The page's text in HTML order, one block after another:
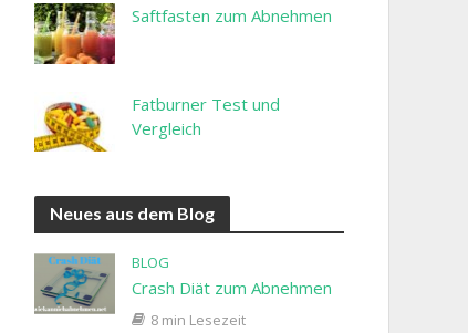
Saftfasten zum Abnehmen
Fatburner Test und
Vergleich
Neues aus dem Blog
BLOG
Crash Diät zum Abnehmen
8 min Lesezeit